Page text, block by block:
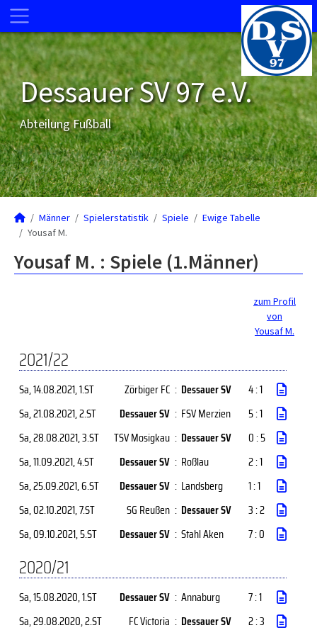
Dessauer SV 97 e.V.
Abteilung Fußball
Männer Spielerstatistik Spiele
Ewige Tabelle
Yousaf M.
Yousaf M. : Spiele (1.Männer)
zum Profil
von
Yousaf M.
2021/22
Sa, 14.08.2021, 1.ST Zörbiger FC : Dessauer SV
4 : 1
Sa, 21.08.2021, 2.ST Dessauer SV : FSV Merzien
5 : 1
Sa, 28.08.2021, 3.ST TSV Mosigkau : Dessauer SV
0 : 5
Sa, 11.09.2021, 4.ST Dessauer SV : Roßlau
2 : 1
Sa, 25.09.2021, 6.ST Dessauer SV : Landsberg
1 : 1
Sa, 02.10.2021, 7.ST SG Reußen : Dessauer SV
3 : 2
Sa, 09.10.2021, 5.ST Dessauer SV : Stahl Aken 7 : 0
2020/21
Sa, 15.08.2020, 1.ST Dessauer SV : Annaburg
7 : 1
Sa, 29.08.2020, 2.ST FC Victoria : Dessauer SV 2 : 3